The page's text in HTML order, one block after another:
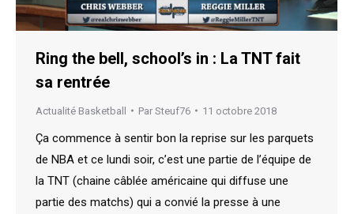
Ring the bell, school’s in : La TNT fait
sa rentrée
Actualité Basketball Par Steuf76 11 octobre 2018
Ça commence à sentir bon la reprise sur les parquets
de NBA et ce lundi soir, c’est une partie de l’équipe de
la TNT (chaine câblée américaine qui diffuse une
partie des matchs) qui a convié la presse à une